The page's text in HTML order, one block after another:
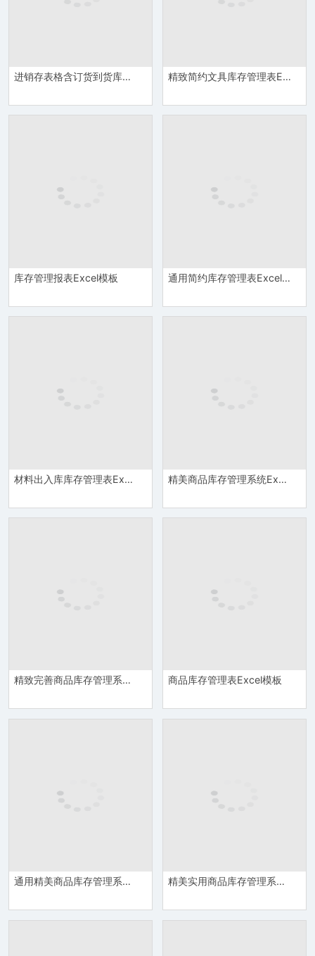
进销存表格含订货到货库存管理表Excel模板 精致简约文具库存管理表Excel模板
库存管理报表Excel模板 通用简约库存管理表Excel模板
材料出入库库存管理表Excel模板 精美商品库存管理系统Excel模板
精致完善商品库存管理系统Excel模板 商品库存管理表Excel模板
通用精美商品库存管理系统Excel模板 精美实用商品库存管理系统Excel模板